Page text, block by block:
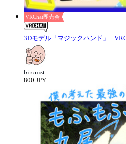
VRChat即売会
3Dモデル「マジックハンド」+
bironist
800 JPY